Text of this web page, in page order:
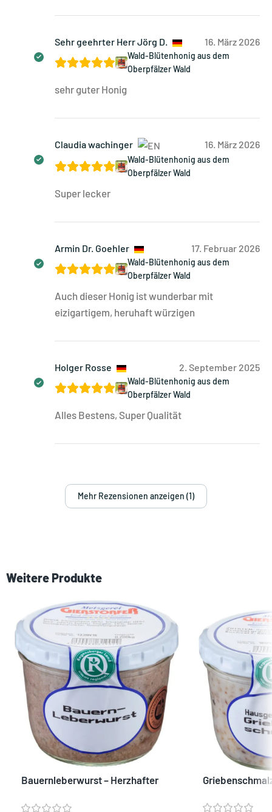
Sehr geehrter Herr Jörg D. 16. März 2026
Wald-Blütenhonig aus dem
Oberpfälzer Wald
sehr guter Honig
Claudia wachinger 16. März 2026
Wald-Blütenhonig aus dem
Oberpfälzer Wald
Super lecker
Armin Dr. Goehler 17. Februar 2026
Wald-Blütenhonig aus dem
Oberpfälzer Wald
Auch dieser Honig ist wunderbar mit
eizigartigem, heruhaft würzigen
Holger Rosse 2. September 2025
Wald-Blütenhonig aus dem
Oberpfälzer Wald
Alles Bestens, Super Qualität
Mehr Rezensionen anzeigen (1)
Weitere Produkte
Bauernleberwurst – Herzhafter
Regionaltheke